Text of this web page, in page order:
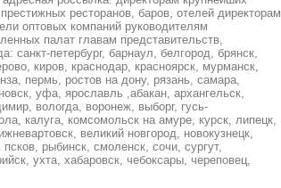
ресторанов, баров, отелей директорам
оптовых компаний руководителям
палат главам представительств,
санкт-петербург, барнаул, белгород, брянск,
киров, краснодар, красноярск, мурманск,
пермь, ростов на дону, рязань, самара,
уфа, ярославль ,абакан, архангельск,
вологда, воронеж, выборг, гусь-
калуга, комсомольск на амуре, курск, липецк,
великий новгород, новокузнецк,
рыбинск, смоленск, сочи, сургут,
ухта, хабаровск, чебоксары, череповец,